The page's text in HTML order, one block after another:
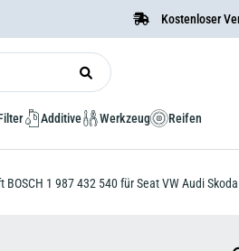
Kostenloser
Additive Werkzeug Reifen
1 987 432 540 für Seat VW Audi